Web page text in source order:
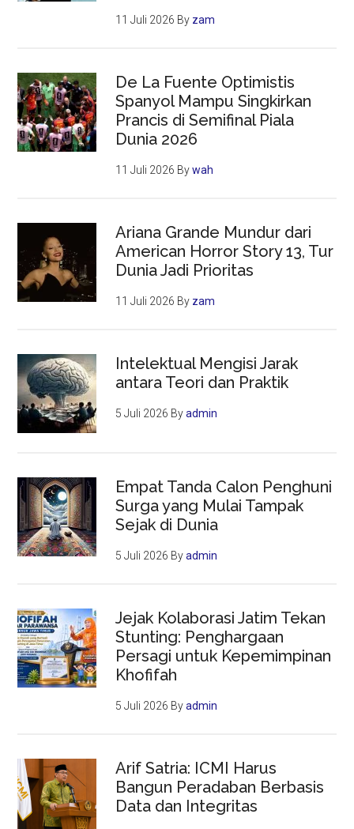
11 Juli 2026 By zam
De La Fuente Optimistis
Spanyol Mampu Singkirkan
Prancis di Semifinal Piala
Dunia 2026
11 Juli 2026 Bywah
Ariana Grande Mundur dari
American Horror Story 13, Tur
Dunia Jadi Prioritas
11 Juli 2026 By zam
Intelektual Mengisi Jarak
antara Teori dan Praktik
5 Juli 2026 Byadmin
Empat Tanda Calon Penghuni
Surga yang Mulai Tampak
Sejak di Dunia
5 Juli 2026 Byadmin
Jejak Kolaborasi Jatim Tekan
Stunting: Penghargaan
Persagi untuk Kepemimpinan
Khofifah
5 Juli 2026 Byadmin
Arif Satria: ICMI Harus
Bangun Peradaban Berbasis
Data dan Integritas